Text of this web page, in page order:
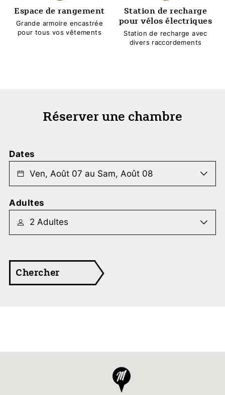
Espace de rangement
Grande armoire encastrée
pour tous vos vêtements
Station de recharge
pour vélos électriques
Station de recharge avec
divers raccordements
Réserver une chambre
Dates
Adultes
Chercher